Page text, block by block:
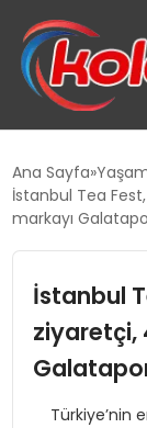
SUWEN’IN
TANYER YAPI
BÜYÜTTÜ
Ana Sayfa
İstanbul Tea
markayı
İstanbul
ziyaretçi,
Türkiye’nin